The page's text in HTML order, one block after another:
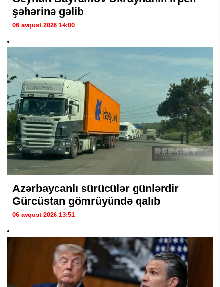
şəhərinə gəlib
06 avqust 2026 14:00
Azərbaycanlı sürücülər günlərdir
Gürcüstan gömrüyündə qalıb
06 avqust 2026 13:51